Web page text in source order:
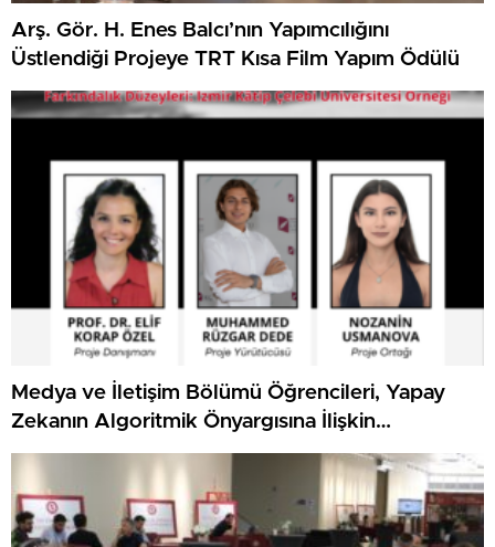
Arş. Gör. H. Enes Balcı’nın Yapımcılığını
Üstlendiği Projeye TRT Kısa Film Yapım Ödülü
Medya ve İletişim Bölümü Öğrencileri, Yapay
Zekanın Algoritmik Önyargısına İlişkin
Farkındalık Düzeylerini Araştıracak